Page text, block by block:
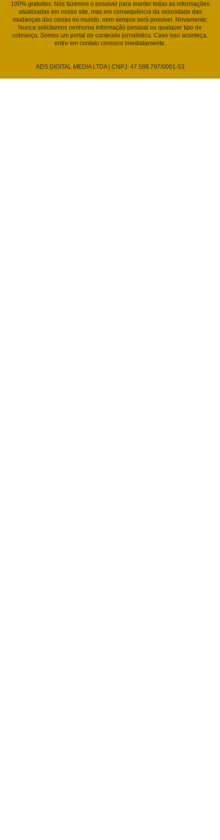
100% gratuitos. Nós fazemos o possível para manter todas as informações
atualizadas em nosso site, mas em consequência da velocidade das
mudanças das coisas no mundo, nem sempre será possível. Novamente:
Nunca solicitamos nenhuma informação pessoal ou qualquer tipo de
cobrança. Somos um portal de conteúdo jornalístico. Caso isso aconteça,
entre em contato conosco imediatamente.
ADS DIGITAL MEDIA LTDA | CNPJ: 47.588.797/0001-53